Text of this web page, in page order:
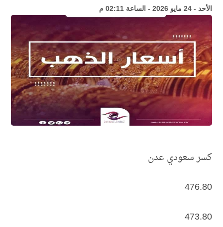
الأحد - 24 مايو 2026 - الساعة 02:11 م
كسر سعودي عدن
476.80
473.80